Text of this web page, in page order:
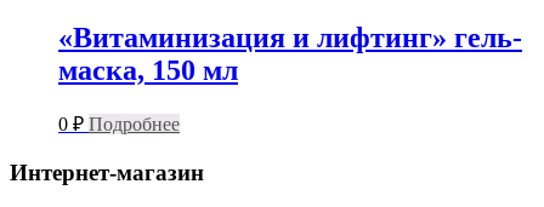
«Витаминизация и лифтинг» гель-
маска, 150 мл
0 ₽ Подробнее
Интернет-магазин